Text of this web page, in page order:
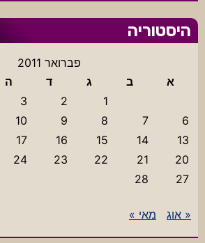
היסטוריה
פברואר 2011
א
ב ג ד ה
1
2
3
6
7
8
9
10
13
14
15
16
17
20
21
22
23
24
27
28
« אוג מאי »